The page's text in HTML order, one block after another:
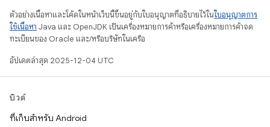
ตัวอย่างเนื้อหาและโค้ดในหน้าเว็บนี้ขึ้นอยู่กับใบอนุญาตที่อธิบายไว้ในใบอนุญาตการ
ใช้เนื้อหา Java และ OpenJDK เป็นเครื่องหมายการค้าหรือเครื่องหมายการค้าจด
ทะเบียนของ Oracle และ/หรือบริษัทในเครือ
อัปเดตล่าสุด 2025-12-04 UTC
บิวด์
ที่เก็บสำหรับ Android